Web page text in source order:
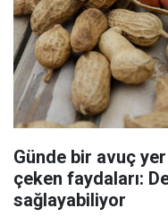
Günde bir avuç
çeken faydaları:
sağlayabiliyor